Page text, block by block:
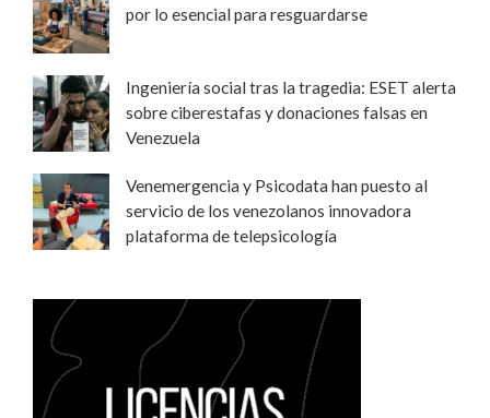
por lo esencial para resguardarse
Ingeniería social tras la tragedia: ESET alerta
sobre ciberestafas y donaciones falsas en
Venezuela
Venemergencia y Psicodata han puesto al
servicio de los venezolanos innovadora
plataforma de telepsicología